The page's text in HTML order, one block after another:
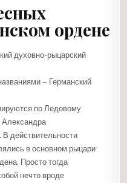
ордене
духовно-рыцарский
– Германский
по Ледовому
Александра
В действительности
в основном рыцари
Просто тогда
нечто вроде